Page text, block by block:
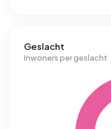
Geslacht
Inwoners per geslacht